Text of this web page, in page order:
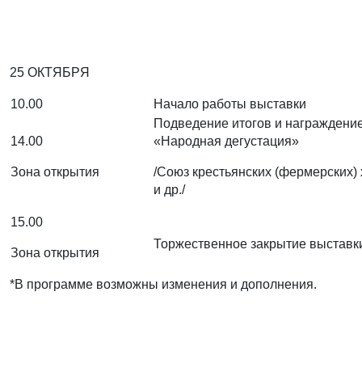
25 ОКТЯБРЯ
10.00 Начало работы выставки
14.00
Зона открытия
Подведение итогов и
«Народная дегустация»
/Союз крестьянских (фермерских)
и др./
15.00
Зона открытия
Торжественное закрытие
*В программе возможны изменения и дополнения.